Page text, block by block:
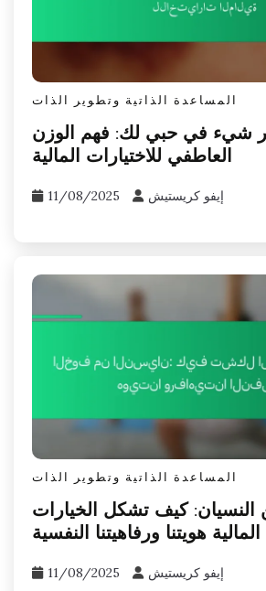
المساعدة الذاتية وتطوير الذات
شيء في حبي لك: فهم الوزن
العاطفي للاختيارات المالية
11/08/2025 إيفو كريستيش
المساعدة الذاتية وتطوير الذات
النسيان: كيف تشكل الخيارات
المالية هويتنا ورفاهيتنا النفسية
11/08/2025 إيفو كريستيش